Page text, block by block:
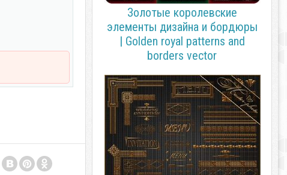
Золотые королевские
элементы дизайна и бордюры
| Golden royal patterns and
borders vector